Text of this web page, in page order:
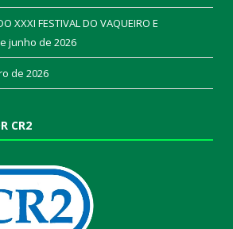
XXXI FESTIVAL DO VAQUEIRO E
junho de 2026
de 2026
CR2